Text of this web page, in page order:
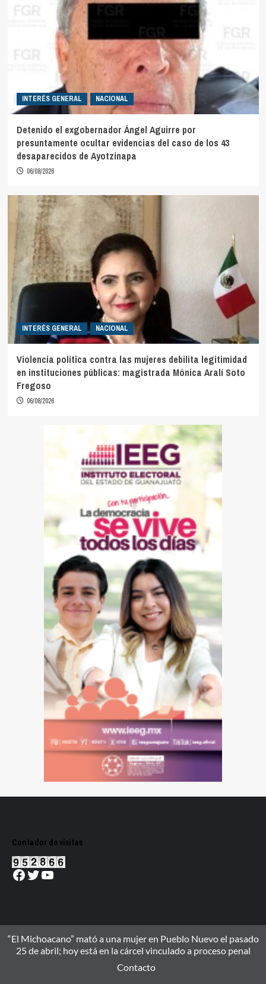
INTERÉS GENERAL NACIONAL
Detenido el exgobernador Ángel Aguirre por
presuntamente ocultar evidencias del caso de los 43
desaparecidos de Ayotzinapa
06/08/2026
INTERÉS GENERAL NACIONAL
Violencia política contra las mujeres debilita legitimidad
en instituciones públicas: magistrada Mónica Aralí Soto
Fregoso
06/08/2026
Contador de visitas
Facebook
Twitter
YouTube
“El Michoacano” mató a una mujer en Pueblo Nuevo el pasado
25 de abril; hoy está en la cárcel vinculado a proceso penal
Contacto